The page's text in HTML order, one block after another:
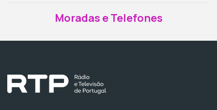
Moradas e Telefones